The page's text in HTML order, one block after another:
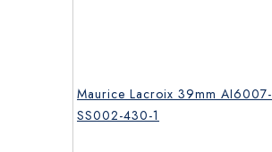
Maurice Lacroix 39mm AI6007-
SS002-430-1